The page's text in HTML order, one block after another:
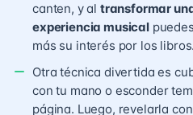
canten, y al transformar
experiencia musical
más su interés por los libros.
Otra técnica divertida es
con tu mano o esconder
página. Luego, revelarla con